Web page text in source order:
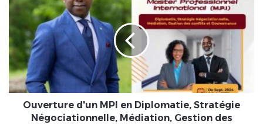
d'un
en
Diplomatie,
Stratégie
Négociationnelle,
Médiation,
Gestion
Conflits
Ouverture d'un MPI en Diplomatie, Stratégie
Négociationnelle, Médiation, Gestion des